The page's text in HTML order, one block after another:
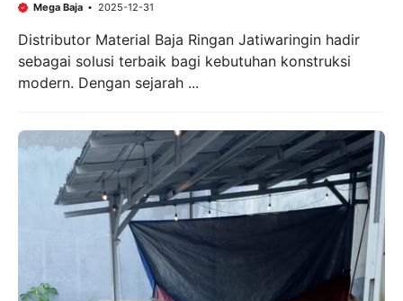
Mega Baja 2025-12-31
Distributor Material Baja Ringan Jatiwaringin hadir
sebagai solusi terbaik bagi kebutuhan konstruksi
modern. Dengan sejarah ...